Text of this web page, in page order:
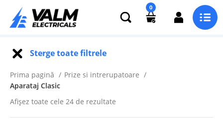
0
Sterge toate filtrele
Prima pagină
Prize si intrerupatoare
Aparataj Clasic
Afișez toate cele 24 de rezultate